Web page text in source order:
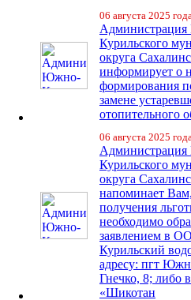
06 августа 2025
Курильского
округа
информирует о
формирования
замене
отопительного
06 августа 2025
Курильского
округа
напоминает
получения
необходимо
заявлением в
Курильский
адресу: пгт
Гнечко, 8;
«Шикотан